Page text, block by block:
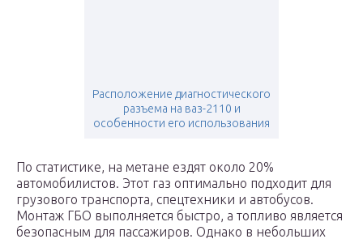
Расположение диагностического
разъема на ваз-2110 и
особенности его использования
По статистике, на метане ездят около 20%
автомобилистов. Этот газ оптимально подходит для
грузового транспорта, спецтехники и автобусов.
Монтаж ГБО выполняется быстро, а топливо является
безопасным для пассажиров. Однако в небольших